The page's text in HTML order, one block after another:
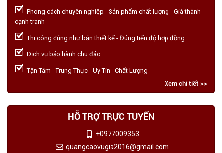
Phong cách chuyên nghiệp - Sản phẩm chất lượng - Giá thành
cạnh tranh
Thi công đúng như bản thiết kế - Đúng tiến độ hợp đồng
Dịch vụ bảo hành chu đáo
Tận Tâm - Trung Thực - Uy Tín - Chất Lượng
Xem chi tiết >>
HỖ TRỢ TRỰC TUYẾN
+0977009353
quangcaovugia2016@gmail.com